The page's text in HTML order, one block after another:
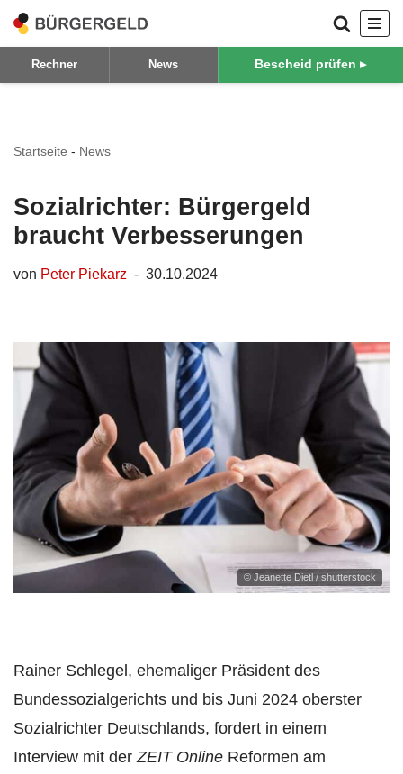
Zum
Inhalt
Rechner News Bescheid prüfen ▸
Startseite - News
Sozialrichter: Bürgergeld
braucht Verbesserungen
von Peter Piekarz 30.10.2024
© Jeanette Dietl / shutterstock
Rainer Schlegel, ehemaliger Präsident des
Bundessozialgerichts und bis Juni 2024 oberster
Sozialrichter Deutschlands, fordert in einem
Interview mit der ZEIT Online Reformen am